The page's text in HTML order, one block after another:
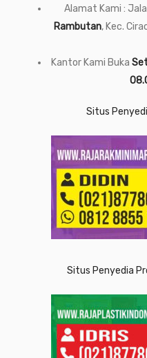
Alamat Kami :
Rambutan, Kec.
Kantor Kami Buka
Situs
Situs Penyedia